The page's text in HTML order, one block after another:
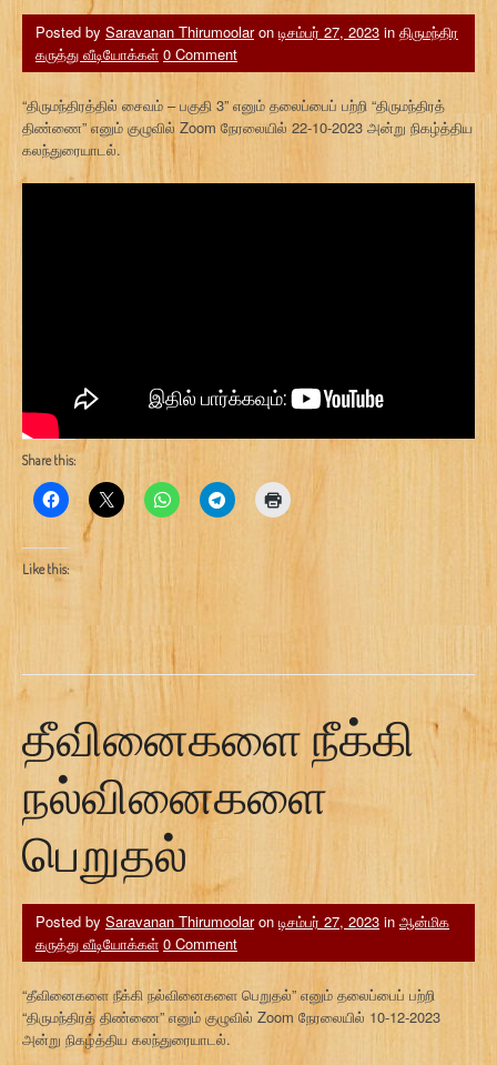
Posted by Saravanan Thirumoolaron டிசம்பர் 27, 2023 in திருமந்திர
கருத்து வீடியோக்கள் 0 Comment
“திருமந்திரத்தில் சைவம் – பகுதி 3” எனும் தலைப்பைப் பற்றி “திருமந்திரத்
திண்ணை” எனும் குழுவில் Zoom நேரலையில் 22-10-2023 அன்று நிகழ்த்திய
கலந்துரையாடல்.
Share this:
Like this:
தீவினைகளை நீக்கி
நல்வினைகளை
பெறுதல்
Posted by Saravanan Thirumoolaron டிசம்பர் 27, 2023 in ஆன்மிக
கருத்து வீடியோக்கள் 0 Comment
“தீவினைகளை நீக்கி நல்வினைகளை பெறுதல்” எனும் தலைப்பைப் பற்றி
“திருமந்திரத் திண்ணை” எனும் குழுவில் Zoom நேரலையில் 10-12-2023
அன்று நிகழ்த்திய கலந்துரையாடல்.